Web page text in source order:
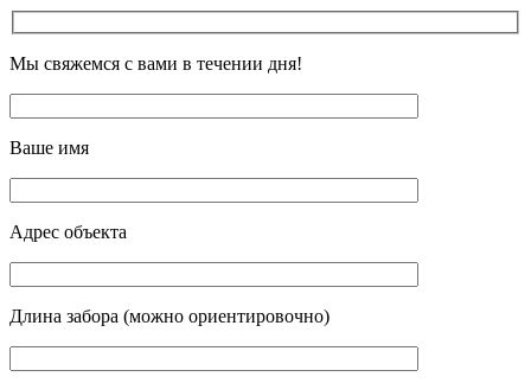
Мы свяжемся с вами в течении дня!
Ваше имя
Адрес объекта
Длина забора (можно ориентировочно)